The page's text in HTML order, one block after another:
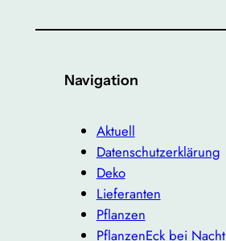
Navigation
Aktuell
Datenschutzerklärung
Deko
Lieferanten
Pflanzen
PflanzenEck bei Nacht